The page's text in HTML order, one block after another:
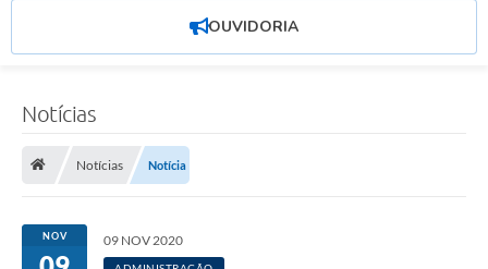
OUVIDORIA
Notícias
Notícias Notícia
NOV 09 NOV 2020